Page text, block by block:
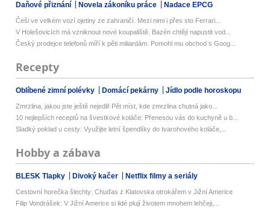
Daňové přiznání Novela zákoníku práce Nadace EPCG
Češi ve velkém vozí ojetiny ze zahraničí. Mezi nimi i přes sto Ferrari...
V Holešovicích má vzniknout nové koupaliště. Bazén chtějí napustit vod...
Český prodejce telefonů míří k pěti miliardám. Pomohl mu obchod s Goog...
Recepty
Oblíbené zimní polévky Domácí pekárny Jídlo podle horoskopu
Zmrzlina, jakou jste ještě nejedli! Pět míst, kde zmrzlina chutná jako...
10 nejlepších receptů na švestkové koláče: Přenesou vás do kuchyně u b...
Sladký poklad u cesty: Využijte letní špendlíky do tvarohového koláče,...
Hobby a zábava
BLESK Tlapky Divoký kačer Netflix filmy a seriály
Cestovní horečka šlechty: Chuďas z Klatovska otrokářem v Jižní Americe
Filip Vondrášek: V Jižní Americe si lidé plují životem mnohem lehčeji,...